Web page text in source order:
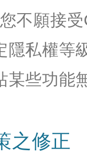
不願接
隱私權等
某些功能
之修正